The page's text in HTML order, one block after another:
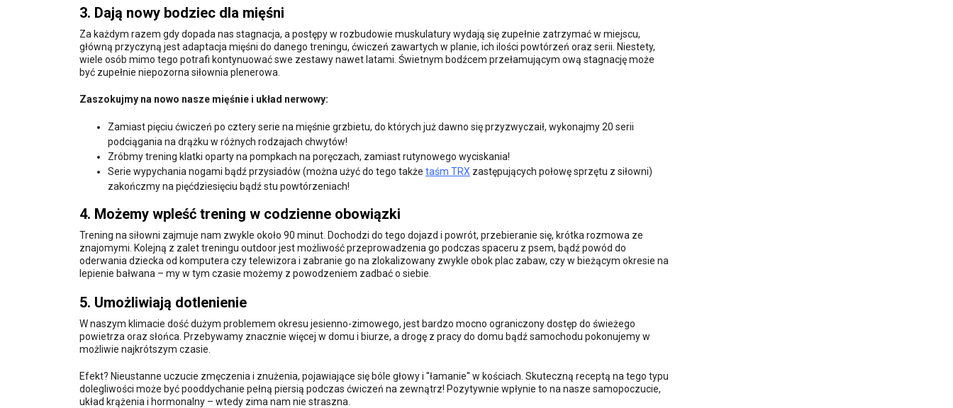
3. Dają nowy bodziec dla mięśni
Za każdym razem gdy dopada nas stagnacja, a postępy w rozbudowie muskulatury wydają się zupełnie zatrzymać w miejscu,
główną przyczyną jest adaptacja mięśni do danego treningu, ćwiczeń zawartych w planie, ich ilości powtórzeń oraz serii. Niestety,
wiele osób mimo tego potrafi kontynuować swe zestawy nawet latami. Świetnym bodźcem przełamującym ową stagnację może
być zupełnie niepozorna siłownia plenerowa.
Zaszokujmy na nowo nasze mięśnie i układ nerwowy:
Zamiast pięciu ćwiczeń po cztery serie na mięśnie grzbietu, do których już dawno się przyzwyczaił, wykonajmy 20 serii
podciągania na drążku w różnych rodzajach chwytów!
Zróbmy trening klatki oparty na pompkach na poręczach, zamiast rutynowego wyciskania!
Serie wypychania nogami bądź przysiadów (można użyć do tego także taśm TRX zastępujących połowę sprzętu z siłowni)
zakończmy na pięćdziesięciu bądź stu powtórzeniach!
4. Możemy wpleść trening w codzienne obowiązki
Trening na siłowni zajmuje nam zwykle około 90 minut. Dochodzi do tego dojazd i powrót, przebieranie się, krótka rozmowa ze
znajomymi. Kolejną z zalet treningu outdoor jest możliwość przeprowadzenia go podczas spaceru z psem, bądź powód do
oderwania dziecka od komputera czy telewizora i zabranie go na zlokalizowany zwykle obok plac zabaw, czy w bieżącym okresie na
lepienie bałwana – my w tym czasie możemy z powodzeniem zadbać o siebie.
5. Umożliwiają dotlenienie
W naszym klimacie dość dużym problemem okresu jesienno-zimowego, jest bardzo mocno ograniczony dostęp do świeżego
powietrza oraz słońca. Przebywamy znacznie więcej w domu i biurze, a drogę z pracy do domu bądź samochodu pokonujemy w
możliwie najkrótszym czasie.
Efekt? Nieustanne uczucie zmęczenia i znużenia, pojawiające się bóle głowy i ''łamanie'' w kościach. Skuteczną receptą na tego typu
dolegliwości może być pooddychanie pełną piersią podczas ćwiczeń na zewnątrz! Pozytywnie wpłynie to na nasze samopoczucie,
układ krążenia i hormonalny – wtedy zima nam nie straszna.